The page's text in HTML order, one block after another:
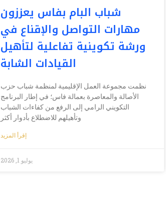
شباب البام بفاس يعززون
مهارات التواصل والإقناع في
ورشة تكوينية تفاعلية لتأهيل
القيادات الشابة
نظمت مجموعة العمل الإقليمية لمنظمة شباب حزب
الأصالة والمعاصرة بعمالة فاس؛ في إطار البرنامج
التكويني الرامي إلى الرفع من كفاءات الشباب
وتأهيلهم للاضطلاع بأدوار أكثر
إقرأ المزيد
يوليو 1, 2026